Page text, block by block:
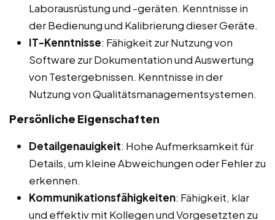
Laborausrüstung und -geräten. Kenntnisse in
der Bedienung und Kalibrierung dieser Geräte.
IT-Kenntnisse: Fähigkeit zur Nutzung von
Software zur Dokumentation und Auswertung
von Testergebnissen. Kenntnisse in der
Nutzung von Qualitätsmanagementsystemen.
Persönliche Eigenschaften
Detailgenauigkeit: Hohe Aufmerksamkeit für
Details, um kleine Abweichungen oder Fehler zu
erkennen.
Kommunikationsfähigkeiten: Fähigkeit, klar
und effektiv mit Kollegen und Vorgesetzten zu